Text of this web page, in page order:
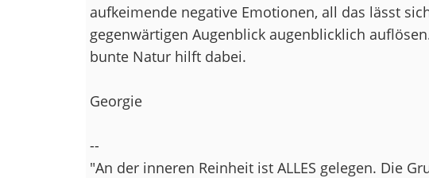
aufkeimende negative Emotionen, all das lässt
gegenwärtigen Augenblick augenblicklich
bunte Natur hilft dabei.
Georgie
--
"An der inneren Reinheit ist ALLES gelegen. Die